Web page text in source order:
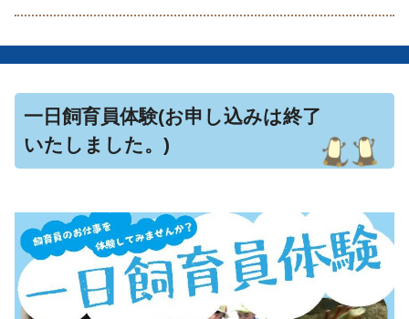
一日飼育員体験(お申し込みは終了
いたしました。)